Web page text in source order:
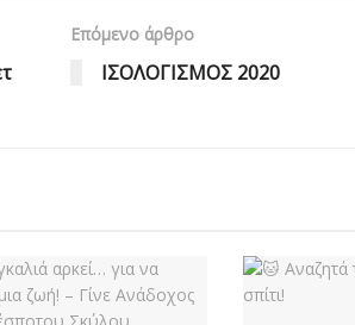
Επόμενο άρθρο
ΙΣΟΛΟΓΙΣΜΟΣ 2020